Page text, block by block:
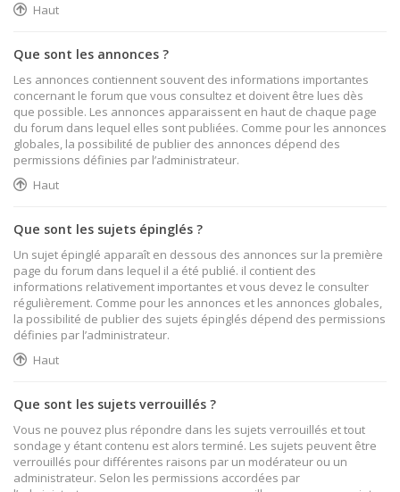
Haut
Que sont les annonces ?
Les annonces contiennent souvent des informations importantes
concernant le forum que vous consultez et doivent être lues dès
que possible. Les annonces apparaissent en haut de chaque page
du forum dans lequel elles sont publiées. Comme pour les annonces
globales, la possibilité de publier des annonces dépend des
permissions définies par l’administrateur.
Haut
Que sont les sujets épinglés ?
Un sujet épinglé apparaît en dessous des annonces sur la première
page du forum dans lequel il a été publié. il contient des
informations relativement importantes et vous devez le consulter
régulièrement. Comme pour les annonces et les annonces globales,
la possibilité de publier des sujets épinglés dépend des permissions
définies par l’administrateur.
Haut
Que sont les sujets verrouillés ?
Vous ne pouvez plus répondre dans les sujets verrouillés et tout
sondage y étant contenu est alors terminé. Les sujets peuvent être
verrouillés pour différentes raisons par un modérateur ou un
administrateur. Selon les permissions accordées par